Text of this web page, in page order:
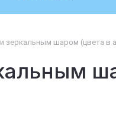
зеркальным шаром (цвета в